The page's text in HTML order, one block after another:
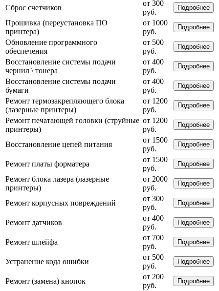
Сброс счетчиков
от 300
руб.
Подробнее
Прошивка (переустановка ПО
принтера)
от 1000
руб.
Подробнее
Обновление программного
обеспечения
от 500
руб.
Подробнее
Восстановление системы подачи
чернил \ тонера
от 400
руб.
Подробнее
Восстановление системы подачи
бумаги
от 400
руб.
Подробнее
Ремонт термозакрепляющего блока
(лазерные принтеры)
от 1200
руб.
Подробнее
Ремонт печатающей головки (струйные
принтеры)
от 1200
руб.
Подробнее
Восстановление цепей питания
от 1500
руб.
Подробнее
Ремонт платы форматера
от 1500
руб.
Подробнее
Ремонт блока лазера (лазерные
принтеры)
от 2000
руб.
Подробнее
Ремонт корпусных повреждений
от 300
руб.
Подробнее
Ремонт датчиков
от 400
руб.
Подробнее
Ремонт шлейфа
от 700
руб.
Подробнее
Устранение кода ошибки
от 500
руб.
Подробнее
Ремонт (замена) кнопок
от 200
руб.
Подробнее